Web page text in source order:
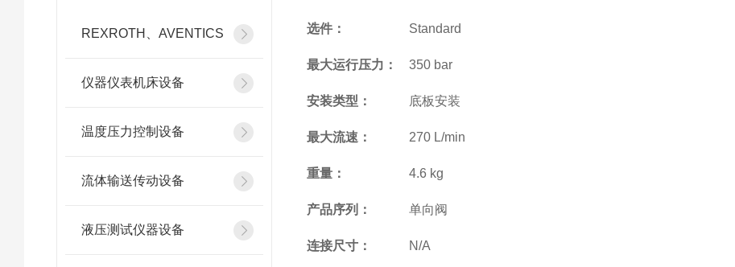
REXROTH、AVENTICS
仪器仪表机床设备
温度压力控制设备
流体输送传动设备
液压测试仪器设备
选件： Standard
最大运行压力： 350 bar
安装类型： 底板安装
最大流速： 270 L/min
重量： 4.6 kg
产品序列： 单向阀
连接尺寸： N/A